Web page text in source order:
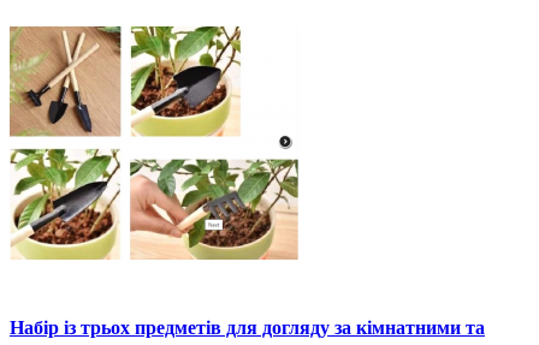
Набір із трьох предметів для догляду за кімнатними та